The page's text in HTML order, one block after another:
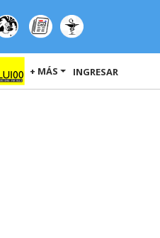
+ MÁS INGRESAR